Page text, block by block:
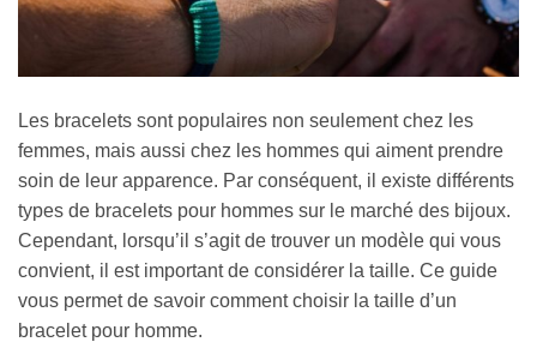
Les bracelets sont populaires non seulement chez les
femmes, mais aussi chez les hommes qui aiment prendre
soin de leur apparence. Par conséquent, il existe différents
types de bracelets pour hommes sur le marché des bijoux.
Cependant, lorsqu’il s’agit de trouver un modèle qui vous
convient, il est important de considérer la taille. Ce guide
vous permet de savoir comment choisir la taille d’un
bracelet pour homme.